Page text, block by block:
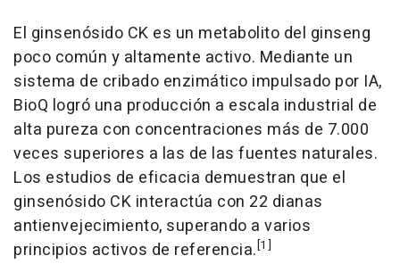
El ginsenósido CK es un metabolito del ginseng
poco común y altamente activo. Mediante un
sistema de cribado enzimático impulsado por IA,
BioQ logró una producción a escala industrial de
alta pureza con concentraciones más de 7.000
veces superiores a las de las fuentes naturales.
Los estudios de eficacia demuestran que el
ginsenósido CK interactúa con 22 dianas
antienvejecimiento, superando a varios
principios activos de referencia. [1]